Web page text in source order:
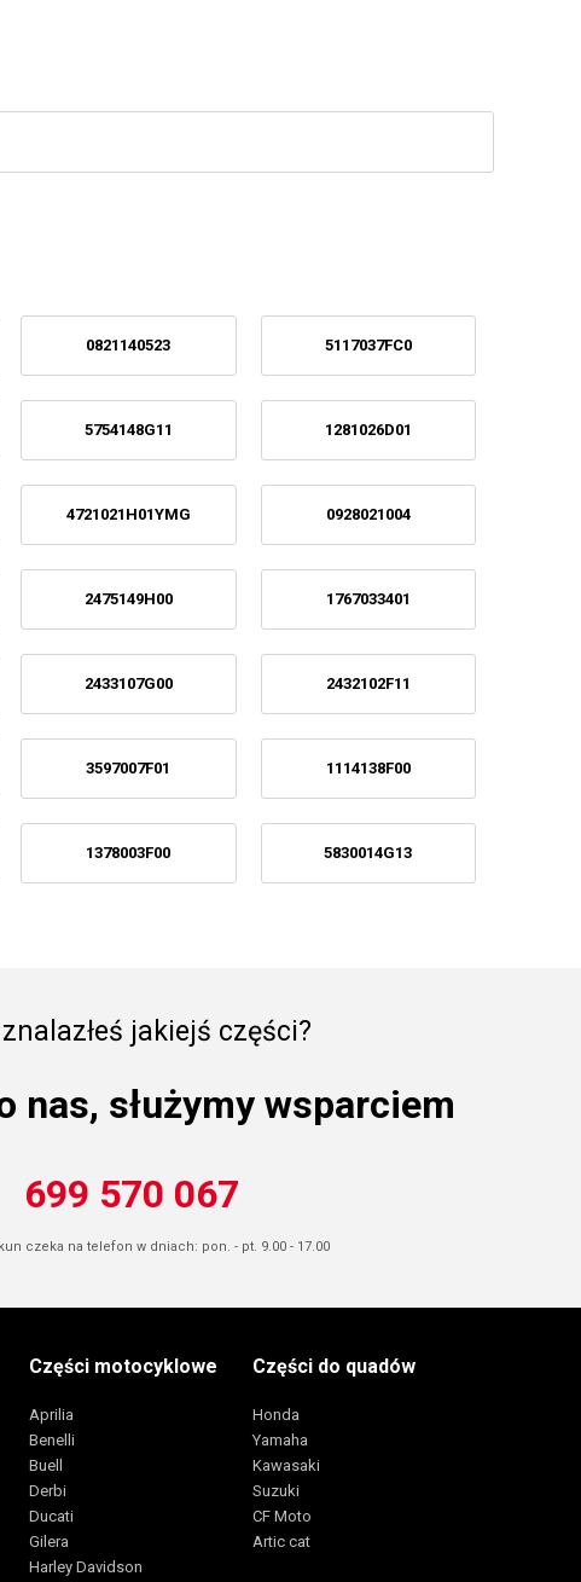
0821140523 5117037FC0
5754148G11 1281026D01
4721021H01YMG 0928021004
2475149H00 1767033401
2433107G00 2432102F11
3597007F01 1114138F00
1378003F00 5830014G13
jakiejś części?
nas, służymy wsparciem
699 570 067
czeka na telefon w dniach: pon. - pt. 9.00 - 17.00
Części motocyklowe
Aprilia
Benelli
Buell
Derbi
Ducati
Gilera
Harley Davidson
Części do quadów
Honda
Yamaha
Kawasaki
Suzuki
CF Moto
Artic cat